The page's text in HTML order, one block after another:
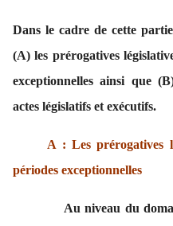
Dans le cadre de cette
(A) les prérogatives
exceptionnelles ainsi que
actes législatifs et exécutifs.
A : Les prérogatives
périodes exceptionnelles
Au niveau du